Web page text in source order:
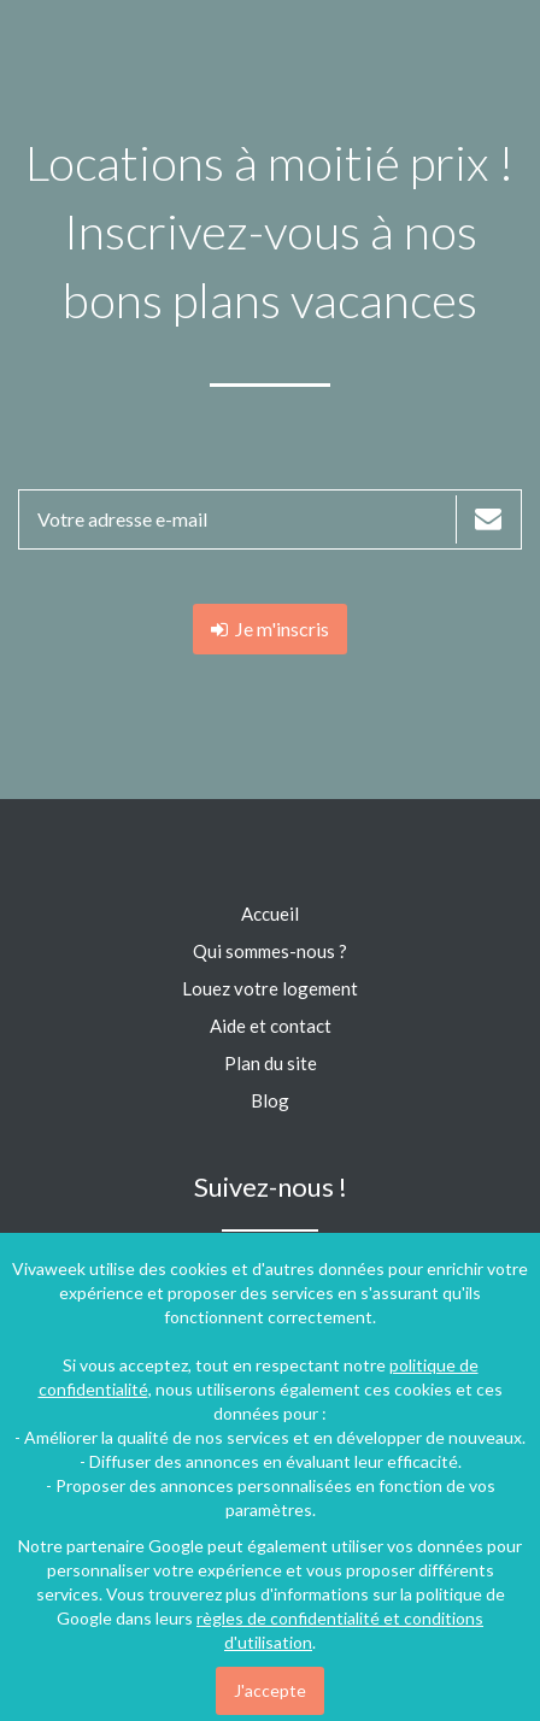
Locations à moitié prix !
Inscrivez-vous à nos
bons plans vacances
Je m'inscris
Vivaweek utilise des cookies et d'autres données pour enrichir votre
expérience et proposer des services en s'assurant qu'ils
fonctionnent correctement.
Si vous acceptez, tout en respectant notrepolitique de
confidentialité, nous utiliserons également ces cookies et ces
données pour :
- Améliorer la qualité de nos services et en développer de nouveaux.
- Diffuser des annonces en évaluant leur efficacité.
- Proposer des annonces personnalisées en fonction de vos
paramètres.
Notre partenaire Google peut également utiliser vos données pour
personnaliser votre expérience et vous proposer différents
services. Vous trouverez plus d'informations sur la politique de
Google dans leurs règles de confidentialité et conditions
d'utilisation.
J'accepte
Accueil
Qui sommes-nous ?
Louez votre logement
Aide et contact
Plan du site
Blog
Suivez-nous !
Conditions générales d'utilisation- Politique de confidentialité
Copyright © 2009 ‐ 2026 Vivaweek ‐ Tous droits réservés ‐
Dernière mise à jour du site : 08 août 2026